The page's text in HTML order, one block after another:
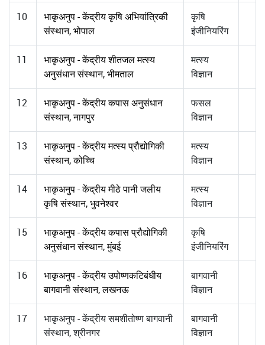
10
भाकृअनुप - केंद्रीय कृषि अभियांत्रिकी
संस्थान, भोपाल
कृषि
इंजीनियरिंग
11
भाकृअनुप - केंद्रीय शीतजल मत्स्य
अनुसंधान संस्थान, भीमताल
मत्स्य
विज्ञान
12
भाकृअनुप - केंद्रीय कपास अनुसंधान
संस्थान, नागपुर
फसल
विज्ञान
13
भाकृअनुप - केंद्रीय मत्स्य प्रौद्योगिकी
संस्थान, कोच्चि
मत्स्य
विज्ञान
14
भाकृअनुप - केंद्रीय मीठे पानी जलीय
कृषि संस्थान, भुवनेश्वर
मत्स्य
विज्ञान
15
भाकृअनुप - केंद्रीय कपास प्रौद्योगिकी
अनुसंधान संस्थान, मुंबई
कृषि
इंजीनियरिंग
16
भाकृअनुप - केंद्रीय उपोष्णकटिबंधीय
बागवानी संस्थान, लखनऊ
बागवानी
विज्ञान
17
भाकृअनुप - केंद्रीय समशीतोष्ण बागवानी
संस्थान, श्रीनगर
बागवानी
विज्ञान